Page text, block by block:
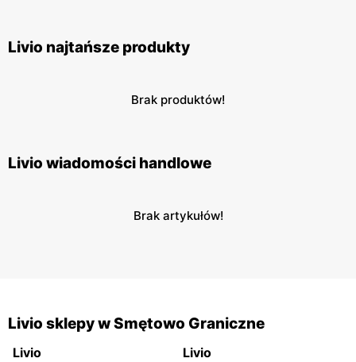
Livio najtańsze produkty
Brak produktów!
Livio wiadomości handlowe
Brak artykułów!
Livio sklepy w Smętowo Graniczne
Livio Livio